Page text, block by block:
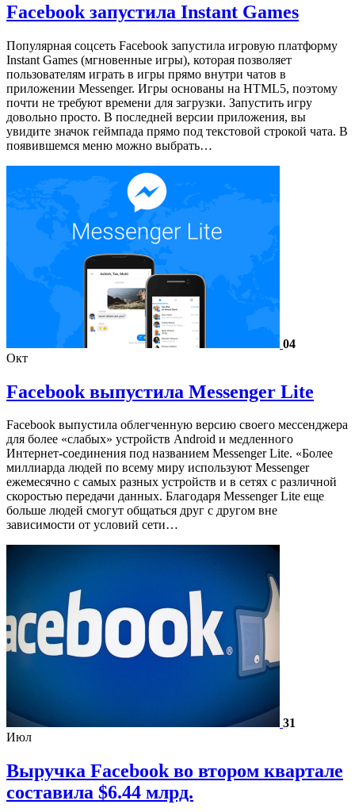
Facebook запустила Instant Games
Популярная соцсеть Facebook запустила игровую платформу
Instant Games (мгновенные игры), которая позволяет
пользователям играть в игры прямо внутри чатов в
приложении Messenger. Игры основаны на HTML5, поэтому
почти не требуют времени для загрузки. Запустить игру
довольно просто. В последней версии приложения, вы
увидите значок геймпада прямо под текстовой строкой чата. В
появившемся меню можно выбрать…
04
Окт
Facebook выпустила Messenger Lite
Facebook выпустила облегченную версию своего мессенджера
для более «слабых» устройств Android и медленного
Интернет-соединения под названием Messenger Lite. «Более
миллиарда людей по всему миру используют Messenger
ежемесячно с самых разных устройств и в сетях с различной
скоростью передачи данных. Благодаря Messenger Lite еще
больше людей смогут общаться друг с другом вне
зависимости от условий сети…
31
Июл
Выручка Facebook во втором квартале
составила $6.44 млрд.